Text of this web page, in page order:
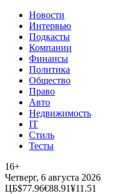
Новости
Интервью
Подкасты
Компании
Финансы
Политика
Общество
Право
Авто
Недвижимость
IT
Стиль
Тесты
16+
Четверг, 6 августа 2026
ЦБ$77.96€88.91¥11.51